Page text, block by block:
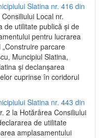
Slatina nr. 416 din
Local nr.
de utilitate publică și de
pentru lucrarea
parcare
Muncipiul Slatina,
și declanșarea
cuprinse în coridorul
Slatina nr. 443 din
2 la Hotărârea Consiliului
de utilitate
amplasamentului